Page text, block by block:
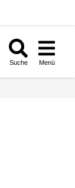
Suche Menü